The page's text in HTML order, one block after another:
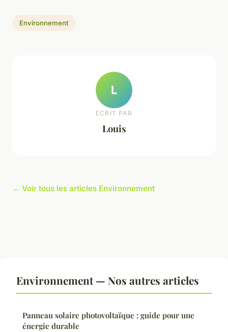
Environnement
L
ECRIT PAR
Louis
← Voir tous les articles Environnement
Environnement — Nos autres articles
Panneau solaire photovoltaïque : guide pour une
énergie durable